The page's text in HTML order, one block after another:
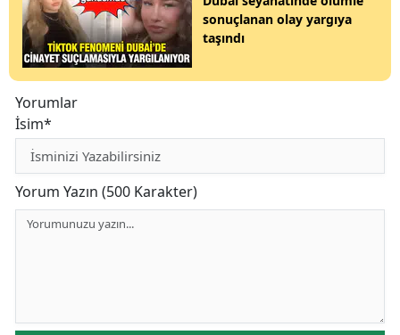
sonuçlanan olay yargıya
taşındı
Yorumlar
İsim*
Yorum Yazın (500 Karakter)